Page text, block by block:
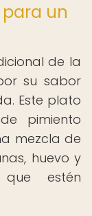
para un
de la
su sabor
Este plato
pimiento
mezcla de
huevo y
que estén